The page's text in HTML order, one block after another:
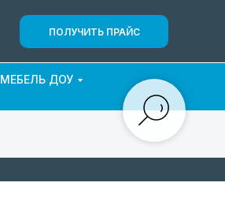
ПОЛУЧИТЬ ПРАЙС
МЕБЕЛЬ ДОУ